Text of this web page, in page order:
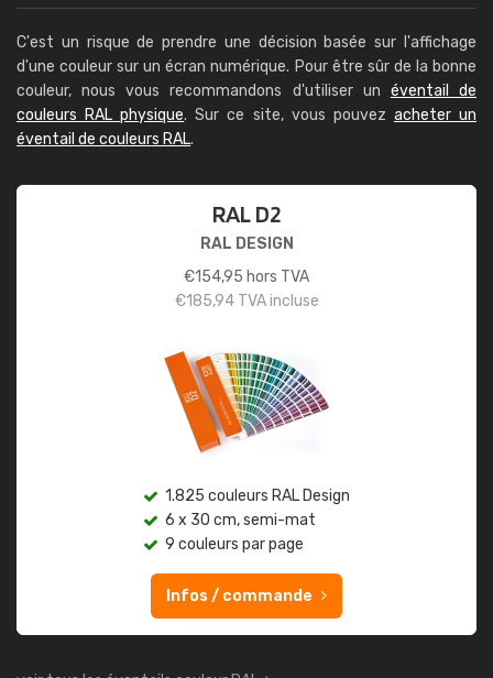
C'est un risque de prendre une décision basée sur l'affichage
d'une couleur sur un écran numérique. Pour être sûr de la bonne
couleur, nous vous recommandons d'utiliser un éventail de
couleurs RAL physique. Sur ce site, vous pouvez acheter un
éventail de couleurs RAL.
RAL D2
RAL DESIGN
€154,95 hors TVA
€185,94TVA incluse
1.825 couleurs RAL Design
6 x 30 cm, semi-mat
9 couleurs par page
Infos / commande